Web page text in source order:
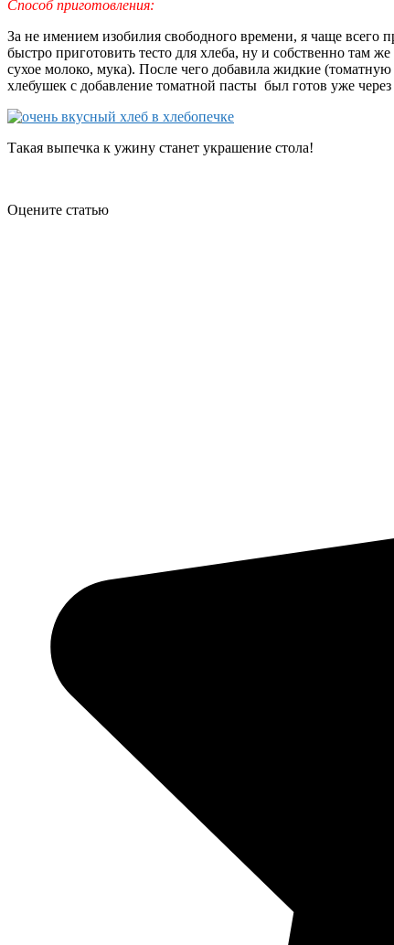
Способ приготовления:
За не имением изобилия свободного времени, я чаще
быстро приготовить тесто для хлеба, ну и собственно там
сухое молоко, мука). После чего добавила жидкие
хлебушек с добавление томатной пасты был готов уже
Такая выпечка к ужину станет украшение стола!
Оцените статью